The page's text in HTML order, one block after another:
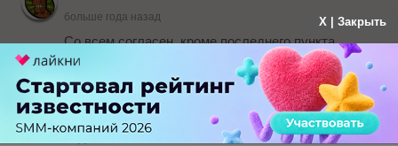
больше года назад
Со всем согласен, кроме последнего пункта.
Считаю более выгодным расположением в
фиксированном блоке справа внизу, как тут
istools.ru
Часто видел шапки, которые настолько
перегружены информацией, что ее там еще найти
надо!
X | Закрыть